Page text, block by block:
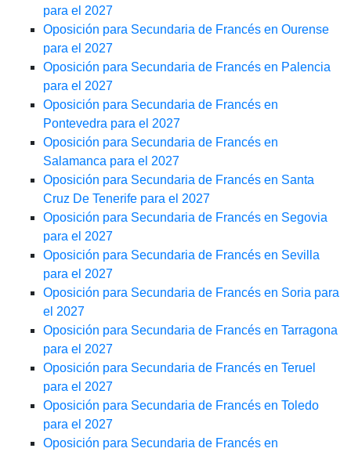
para el 2027
Oposición para Secundaria de Francés en Ourense
para el 2027
Oposición para Secundaria de Francés en Palencia
para el 2027
Oposición para Secundaria de Francés en
Pontevedra para el 2027
Oposición para Secundaria de Francés en
Salamanca para el 2027
Oposición para Secundaria de Francés en Santa
Cruz De Tenerife para el 2027
Oposición para Secundaria de Francés en Segovia
para el 2027
Oposición para Secundaria de Francés en Sevilla
para el 2027
Oposición para Secundaria de Francés en Soria para
el 2027
Oposición para Secundaria de Francés en Tarragona
para el 2027
Oposición para Secundaria de Francés en Teruel
para el 2027
Oposición para Secundaria de Francés en Toledo
para el 2027
Oposición para Secundaria de Francés en